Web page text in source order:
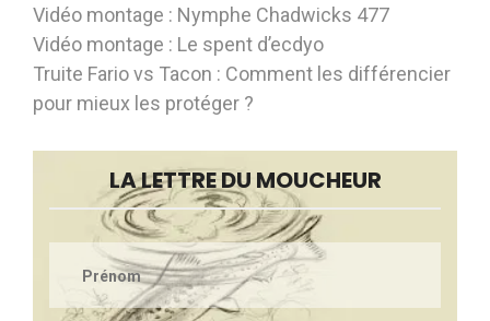
Vidéo montage : Nymphe Chadwicks 477
Vidéo montage : Le spent d’ecdyo
Truite Fario vs Tacon : Comment les différencier
pour mieux les protéger ?
LA LETTRE DU MOUCHEUR